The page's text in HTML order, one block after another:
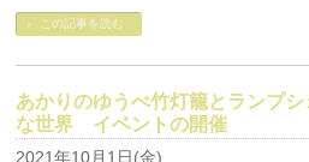
この記事を読む
あかりのゆうべ竹灯籠とランプ
な世界 イベントの開催
2021年10月1日(金)